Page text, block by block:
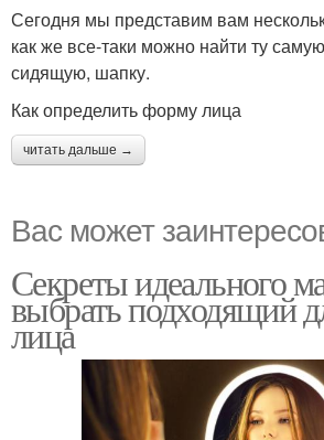
Сегодня мы представим вам
как же все-таки можно найти ту
сидящую, шапку.
Как определить форму лица
читать дальше →
Вас может
Секреты идеального
выбрать подходящий
лица